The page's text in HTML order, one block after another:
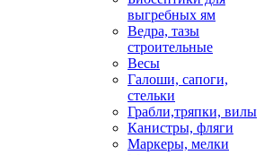
выгребных ям
Ведра, тазы
строительные
Весы
Галоши, сапоги,
стельки
Грабли,тряпки, вилы
Канистры, фляги
Маркеры, мелки